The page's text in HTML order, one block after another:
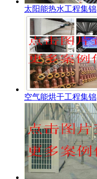
太阳能热水工程集锦
空气能烘干工程集锦